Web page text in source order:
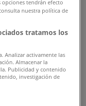
Olímpica
Éxito
Jumbo
Makro
tendrán efecto
nuestra política de
tratamos los
Analizar activamente las
Almacenar la
Publicidad y contenido
investigación de